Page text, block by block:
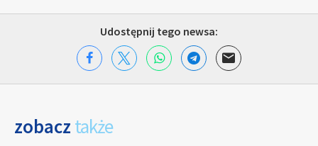
Udostępnij tego newsa:
zobacz także